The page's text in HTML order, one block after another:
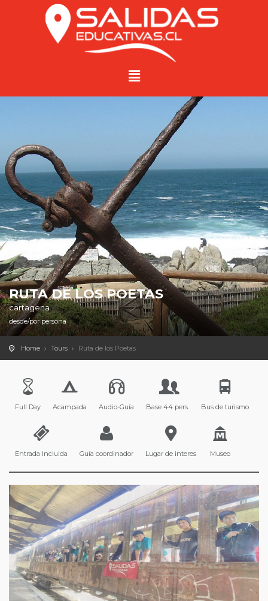
RUTA DE LOS POETAS
cartagena
desde/por persona
Home Tours Ruta de los Poetas
Full Day Acampada Audio-Guía Base 44 pers. Bus de turismo
Entrada Incluida Guía coordinador Lugar de interes Museo